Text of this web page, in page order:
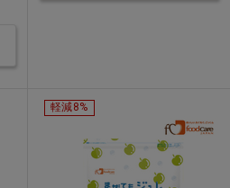
軽減8%